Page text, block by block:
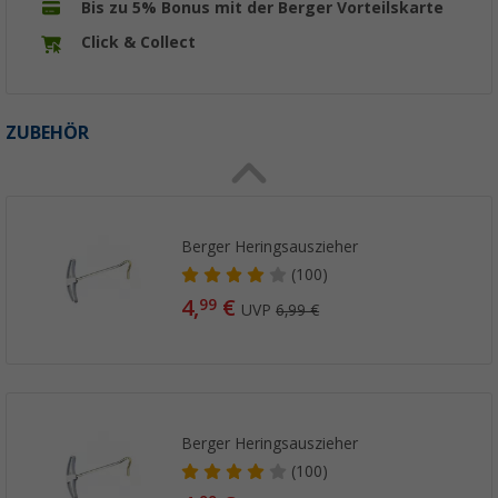
Bis zu 5% Bonus mit der Berger Vorteilskarte
Click & Collect
ZUBEHÖR
Berger Heringsauszieher
(100)
4,99 € UVP6,99 €
Berger Heringsauszieher
(100)